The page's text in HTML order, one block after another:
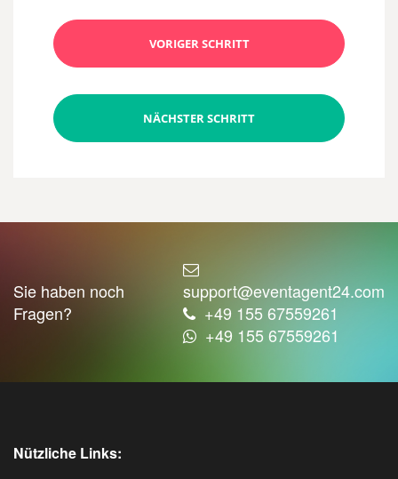
VORIGER SCHRITT
NÄCHSTER SCHRITT
Sie haben noch
Fragen?
support@eventagent24.com
+49 155 67559261
+49 155 67559261
Nützliche Links: